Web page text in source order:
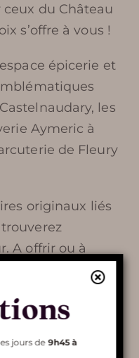
EN
TERRA
VINEA
du Château
s’offre à vous !
épicerie et
les
Aymeric à
de Fleury
originaux liés
A offrir ou à
de votre
jours de9h45 à